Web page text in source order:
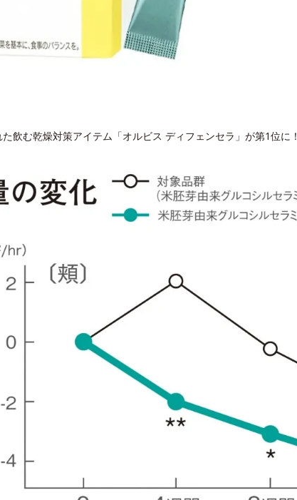
飲む乾燥対策アイテム「オルビス ディフェンセラ」が第1位に！